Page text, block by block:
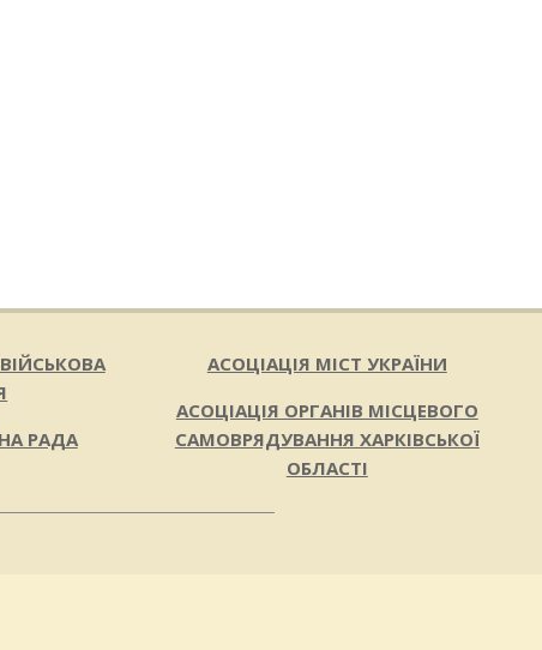
РАДА
АСОЦІАЦІЯ МІСТ УКРАЇНИ
АСОЦІАЦІЯ ОРГАНІВ МІСЦЕВОГО
САМОВРЯДУВАННЯ ХАРКІВСЬКОЇ
ОБЛАСТІ